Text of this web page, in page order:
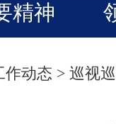
精神
图片新闻
作动态 > 巡视